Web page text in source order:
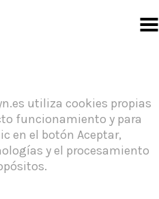
utiliza cookies propias
funcionamiento y para
en el botón Aceptar,
y el procesamiento